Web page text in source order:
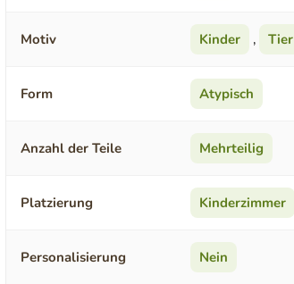
Motiv Kinder , Tier
Form Atypisch
Anzahl der Teile Mehrteilig
Platzierung Kinderzimmer
Personalisierung Nein